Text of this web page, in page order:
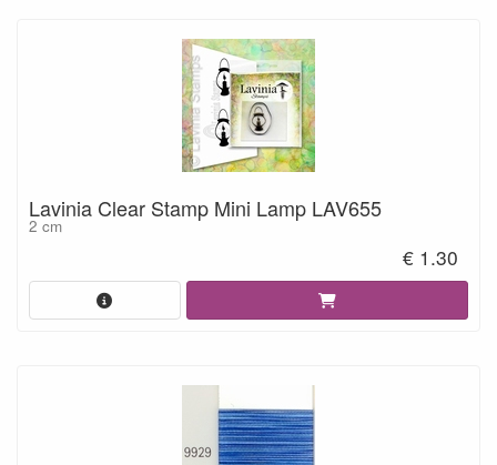
Lavinia Clear Stamp Mini Lamp LAV655
2 cm
€ 1.30